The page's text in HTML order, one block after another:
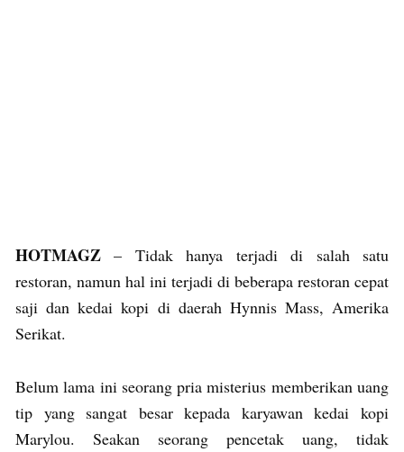
HOTMAGZ– Tidak hanya terjadi di salah satu
restoran, namun hal ini terjadi di beberapa restoran cepat
saji dan kedai kopi di daerah Hynnis Mass, Amerika
Serikat.
Belum lama ini seorang pria misterius memberikan uang
tip yang sangat besar kepada karyawan kedai kopi
Marylou. Seakan seorang pencetak uang, tidak